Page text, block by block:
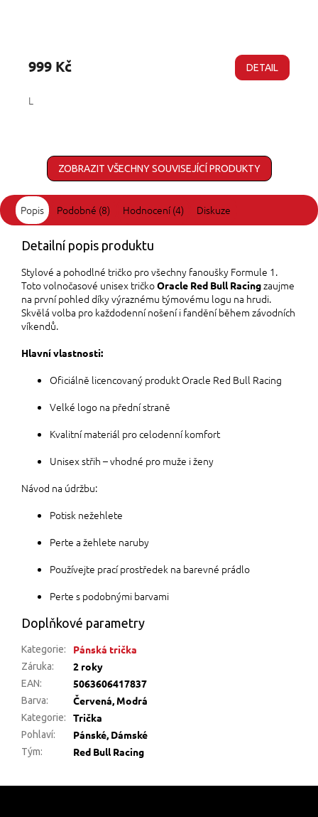
produktu
je
z
999 Kč DETAIL
L
ZOBRAZIT VŠECHNY SOUVISEJÍCÍ PRODUKTY
Popis Podobné (8) Hodnocení (4) Diskuze
Detailní popis produktu
Stylové a pohodlné tričko pro všechny fanoušky Formule 1.
Toto volnočasové unisex tričkoOracle Red Bull Racingzaujme
na první pohled díky výraznému týmovému logu na hrudi.
Skvělá volba pro každodenní nošení i fandění během závodních
víkendů.
Hlavní vlastnosti:
Oficiálně licencovaný produkt Oracle Red Bull Racing
Velké logo na přední straně
Kvalitní materiál pro celodenní komfort
Unisex střih – vhodné pro muže i ženy
Návod na údržbu:
Potisk nežehlete
Perte a žehlete naruby
Používejte prací prostředek na barevné prádlo
Perte s podobnými barvami
Doplňkové parametry
Kategorie: Pánská trička
Záruka: 2 roky
EAN: 5063606417837
Barva: Červená, Modrá
Kategorie: Trička
Pohlaví: Pánské, Dámské
Tým: Red Bull Racing